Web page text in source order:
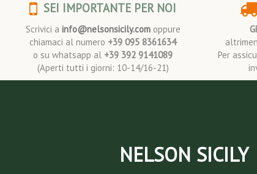
SEI IMPORTANTE PER NOI
Scrivici a info@nelsonsicily.comoppure
chiamaci al numero +39 095 8361634
o su whatsapp al +39 392 9141089
(Aperti tutti i giorni: 10-14/16-21)
Per
NELSON SICILY